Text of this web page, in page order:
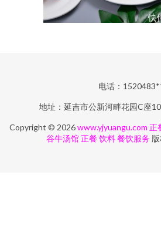
电话：
地址：延吉市公新河畔花园C座
Copyright © 2026www.yjyuangu.com 正
谷牛汤馆正餐 饮料 餐饮服务